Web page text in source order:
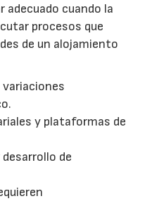
adecuado cuando la
procesos que
de un alojamiento
y plataformas de
de